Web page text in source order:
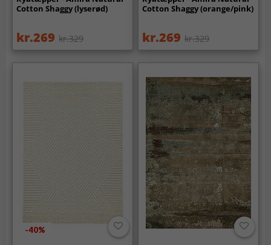
Cotton Shaggy (lyserød)
kr.269 kr.329
Cotton Shaggy (orange/pink)
kr.269 kr.329
-40%